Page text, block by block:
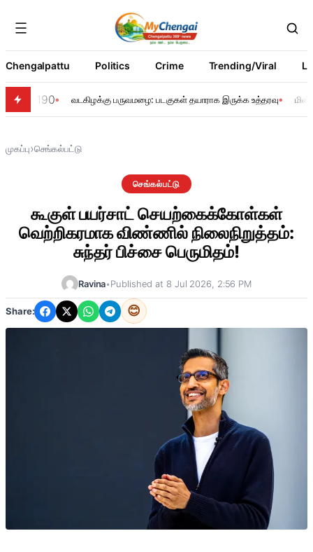
Chengalpattu Politics Crime Trending/Viral
190 வடகிழக்கு பருவமழை: படகுகள் தயாராக இருக்க உத்தரவு
முகப்பு›செங்கல்பட்டு
செங்கல்பட்டு
கூகுள் பயர்சாட் செயற்கைக்கோள்கள்
வெற்றிகரமாக விண்ணில் நிலைநிறுத்தம்:
சுந்தர் பிச்சை பெருமிதம்!
Ravina•Published at 8 Jul 2026, 2:56 PM
Share: 😊